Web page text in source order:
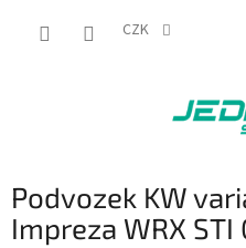
CZK
Podvozek KW
Impreza WRX STI